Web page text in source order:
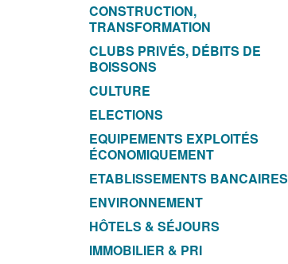
CONSTRUCTION,
TRANSFORMATION
CLUBS PRIVÉS, DÉBITS DE
BOISSONS
CULTURE
ELECTIONS
EQUIPEMENTS EXPLOITÉS
ÉCONOMIQUEMENT
ETABLISSEMENTS BANCAIRES
ENVIRONNEMENT
HÔTELS & SÉJOURS
IMMOBILIER & PRI